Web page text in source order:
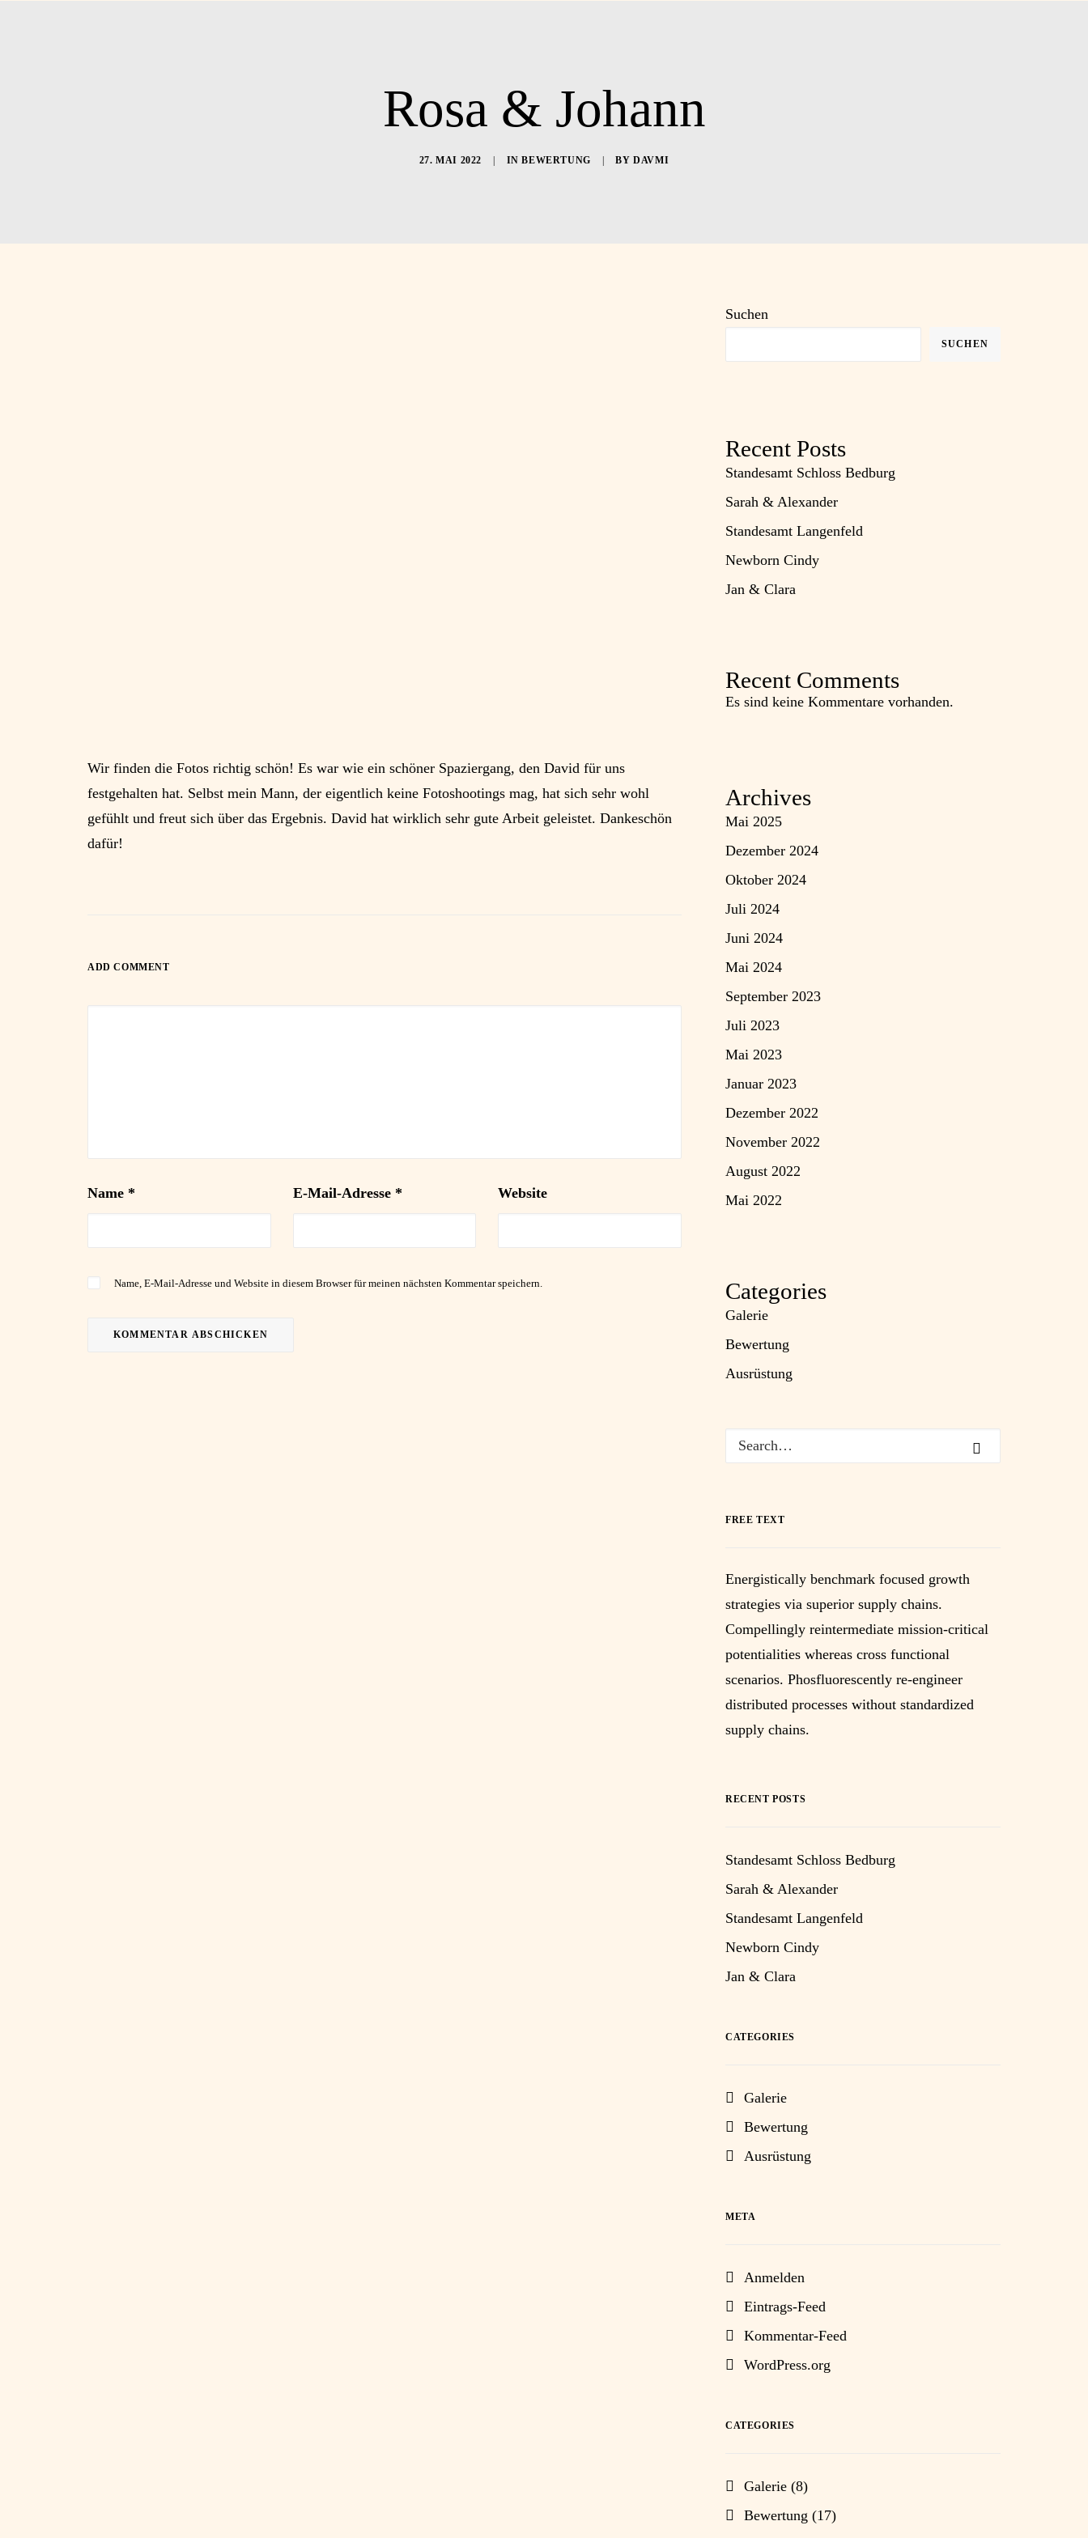
Rosa & Johann
27. MAI 2022 INBEWERTUNG BYDAVMI
Wir finden die Fotos richtig schön! Es war wie ein schöner Spaziergang, den David für uns
festgehalten hat. Selbst mein Mann, der eigentlich keine Fotoshootings mag, hat sich sehr wohl
gefühlt und freut sich über das Ergebnis. David hat wirklich sehr gute Arbeit geleistet. Dankeschön
dafür!
ADD COMMENT
Name * E-Mail-Adresse * Website
Name, E-Mail-Adresse und Website in diesem Browser für meinen nächsten Kommentar speichern.
Suchen
SUCHEN
Recent Posts
Standesamt Schloss Bedburg
Sarah & Alexander
Standesamt Langenfeld
Newborn Cindy
Jan & Clara
Recent Comments
Es sind keine Kommentare vorhanden.
Archives
Mai 2025
Dezember 2024
Oktober 2024
Juli 2024
Juni 2024
Mai 2024
September 2023
Juli 2023
Mai 2023
Januar 2023
Dezember 2022
November 2022
August 2022
Mai 2022
Categories
Galerie
Bewertung
Ausrüstung
FREE TEXT
Energistically benchmark focused growth
strategies via superior supply chains.
Compellingly reintermediate mission-critical
potentialities whereas cross functional
scenarios. Phosfluorescently re-engineer
distributed processes without standardized
supply chains.
RECENT POSTS
Standesamt Schloss Bedburg
Sarah & Alexander
Standesamt Langenfeld
Newborn Cindy
Jan & Clara
CATEGORIES
Galerie
Bewertung
Ausrüstung
META
Anmelden
Eintrags-Feed
Kommentar-Feed
WordPress.org
CATEGORIES
Galerie (8)
Bewertung (17)